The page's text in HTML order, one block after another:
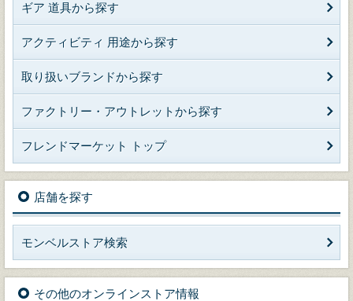
ギア 道具から探す
アクティビティ 用途から探す
取り扱いブランドから探す
ファクトリー・アウトレットから探す
フレンドマーケット トップ
店舗を探す
モンベルストア検索
その他のオンラインストア情報